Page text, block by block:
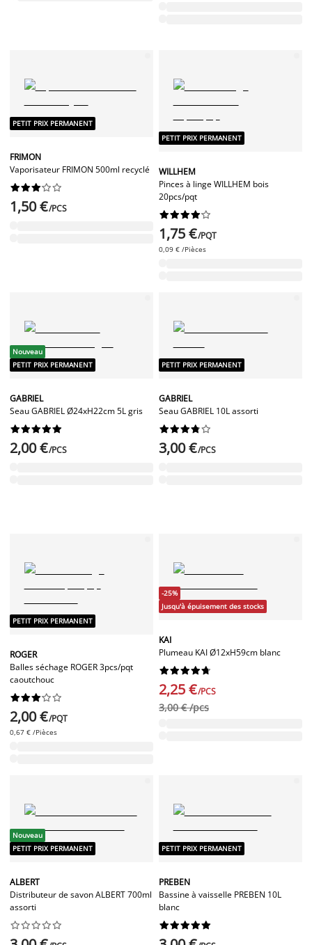
PETIT PRIX PERMANENT
FRIMON
Vaporisateur FRIMON 500ml recyclé






1,50 €/PCS
PETIT PRIX PERMANENT
WILLHEM
Pinces à linge WILLHEM bois
20pcs/pqt






1,75 €/PQT
0,09 € /Pièces
Nouveau
PETIT PRIX PERMANENT
GABRIEL
Seau GABRIEL Ø24xH22cm 5L gris






2,00 €/PCS
PETIT PRIX PERMANENT
GABRIEL
Seau GABRIEL 10L assorti






3,00 €/PCS
PETIT PRIX PERMANENT
ROGER
Balles séchage ROGER 3pcs/pqt
caoutchouc






2,00 €/PQT
0,67 € /Pièces
-25%
Jusqu'à épuisement des stocks
KAI
Plumeau KAI Ø12xH59cm blanc






2,25 €/PCS
3,00 € /pcs
Nouveau
PETIT PRIX PERMANENT
ALBERT
Distributeur de savon ALBERT 700ml
assorti






PETIT PRIX PERMANENT
PREBEN
Bassine à vaisselle PREBEN 10L
blanc





